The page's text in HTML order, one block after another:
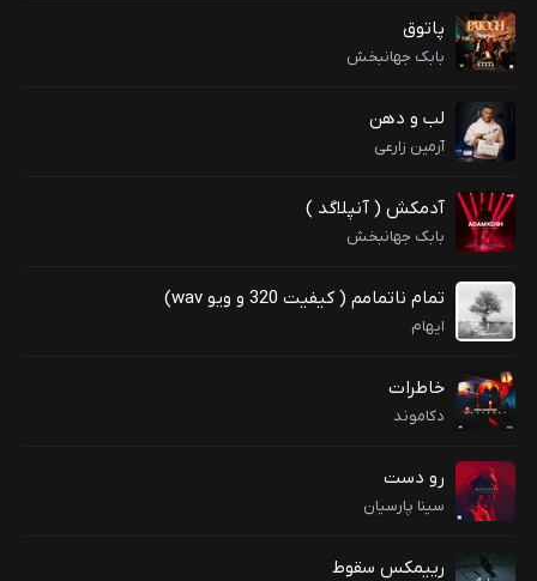
پاتوق
بابک جهانبخش
لب و دهن
آرمین زارعی
آدمکش ( آنپلاگد )
بابک جهانبخش
تمام ناتمامم ( کیفیت 320 و ویو wav)
ایهام
خاطرات
دکاموند
رو دست
سینا پارسیان
رییمکس سقوط